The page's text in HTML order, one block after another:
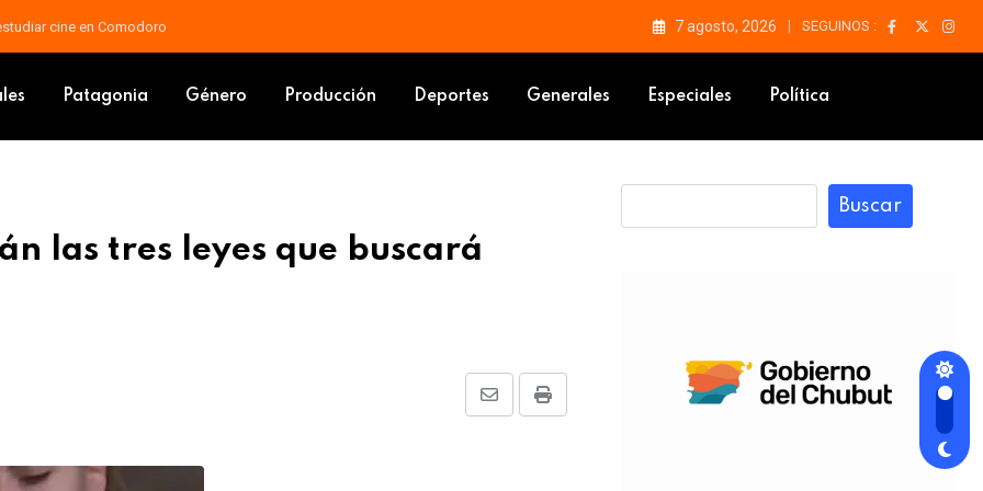
piden que las mejoras vayan al salario básico 7 agosto, 2026 SEGUINOS :
Patagonia Género Producción Deportes Generales Especiales Política
las tres leyes que buscará
Print
Share
Buscar